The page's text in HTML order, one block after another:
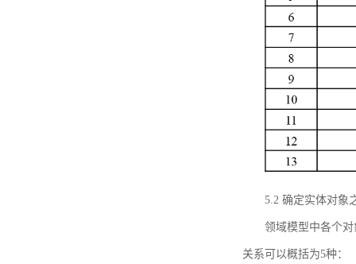
5.2 确定实体对象
领域模型中各个
关系可以概括为5种：